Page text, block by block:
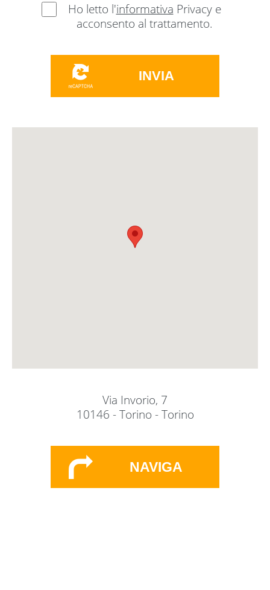
NAVIGA
Via Invorio, 7
10146 - Torino - Torino
Ho letto l'informativa Privacy e
acconsento al trattamento.
INVIA